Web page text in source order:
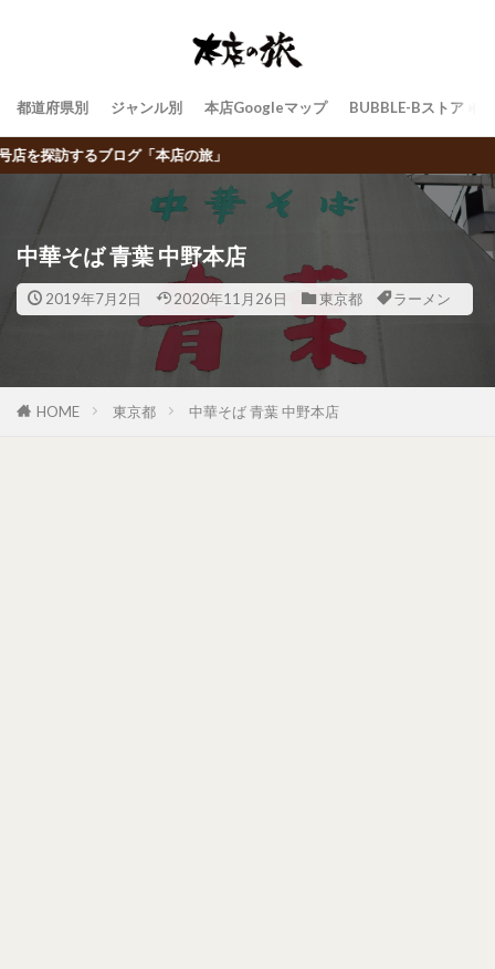
都道府県別 ジャンル別 本店Googleマップ BUBBLE-Bストア
中華そば 青葉 中野本店
2019年7月2日 2020年11月26日 東京都 ラーメン
HOME 東京都 中華そば 青葉 中野本店